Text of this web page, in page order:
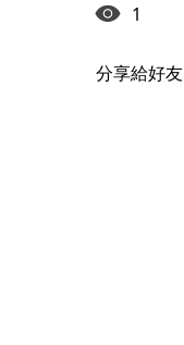
1
分享給好友